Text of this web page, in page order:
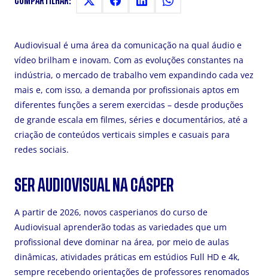
Audiovisual é uma área da comunicação na qual áudio e
vídeo brilham e inovam. Com as evoluções constantes na
indústria, o mercado de trabalho vem expandindo cada vez
mais e, com isso, a demanda por profissionais aptos em
diferentes funções a serem exercidas – desde produções
de grande escala em filmes, séries e documentários, até a
criação de conteúdos verticais simples e casuais para
redes sociais.
SER AUDIOVISUAL NA CÁSPER
A partir de 2026, novos casperianos do curso de
Audiovisual aprenderão todas as variedades que um
profissional deve dominar na área, por meio de aulas
dinâmicas, atividades práticas em estúdios Full HD e 4k,
sempre recebendo orientações de professores renomados